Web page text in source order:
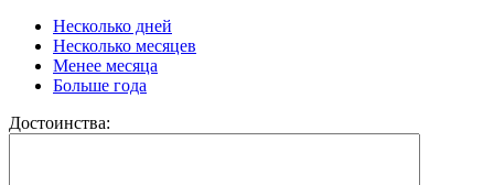
Несколько дней
Несколько месяцев
Менее месяца
Больше года
Достоинства: